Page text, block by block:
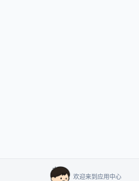
欢迎来到应用中心